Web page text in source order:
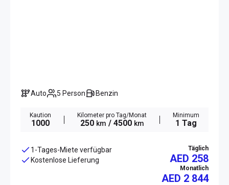
Auto 5 Person Benzin
Kaution
1000
Kilometer pro Tag/Monat
250 km / 4500 km
Minimum
1 Tag
1-Tages-Miete verfügbar
Kostenlose Lieferung
Täglich
AED 258
Monatlich
AED 2 844